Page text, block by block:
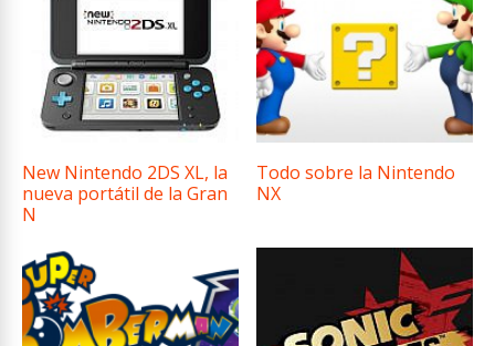
New Nintendo 2DS XL, la
nueva portátil de la Gran
N
Todo sobre la Nintendo
NX